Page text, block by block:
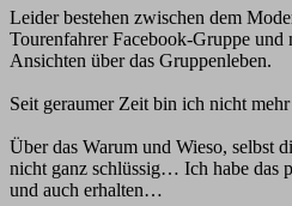
Leider bestehen zwischen dem
Tourenfahrer Facebook-Gruppe
Ansichten über das Gruppenleben.
Seit geraumer Zeit bin ich nicht
Über das Warum und Wieso, selbst
nicht ganz schlüssig… Ich habe das
und auch erhalten…